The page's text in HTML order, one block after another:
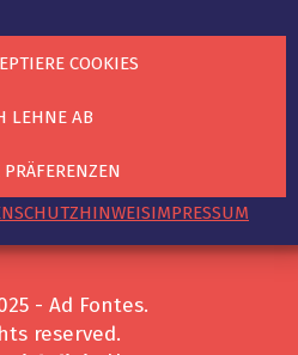
COOKIES
LEHNE AB
IMPRESSUM
- Ad Fontes.
reserved.